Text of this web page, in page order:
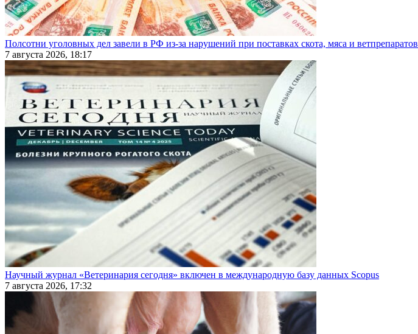
Полсотни уголовных дел завели в РФ из-за нарушений при поставках скота, мяса и ветпрепаратов
7 августа 2026, 18:17
Научный журнал «Ветеринария сегодня» включен в международную базу данных Scopus
7 августа 2026, 17:32